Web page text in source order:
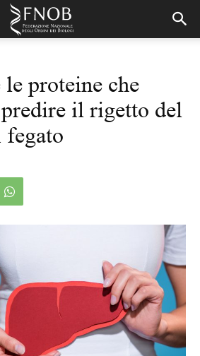
proteine che
il rigetto del